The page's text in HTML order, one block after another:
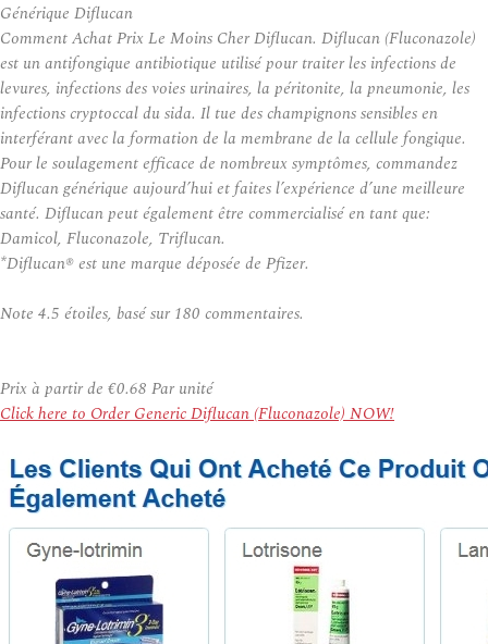
Générique Diflucan
Comment Achat Prix Le Moins Cher Diflucan. Diflucan (Fluconazole)
est un antifongique antibiotique utilisé pour traiter les infections de
levures, infections des voies urinaires, la péritonite, la pneumonie, les
infections cryptoccal du sida. Il tue des champignons sensibles en
interférant avec la formation de la membrane de la cellule fongique.
Pour le soulagement efficace de nombreux symptômes, commandez
Diflucan générique aujourd’hui et faites l’expérience d’une meilleure
santé. Diflucan peut également être commercialisé en tant que:
Damicol, Fluconazole, Triflucan.
*Diflucan® est une marque déposée de Pfizer.
Note 4.5 étoiles, basé sur 180 commentaires.
Prix à partir de €0.68 Par unité
Click here to Order Generic Diflucan (Fluconazole) NOW!